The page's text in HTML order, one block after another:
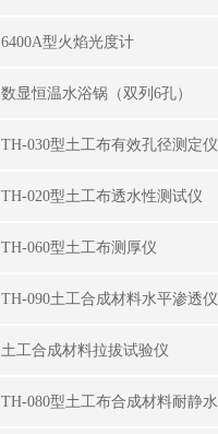
6400A型火焰光度计
数显恒温水浴锅（双列6孔）
TH-020型土工布透水性测试仪
TH-060型土工布测厚仪
TH-090土工合成材料水平渗透仪
土工合成材料拉拔试验仪